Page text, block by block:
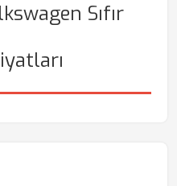
Sıfır